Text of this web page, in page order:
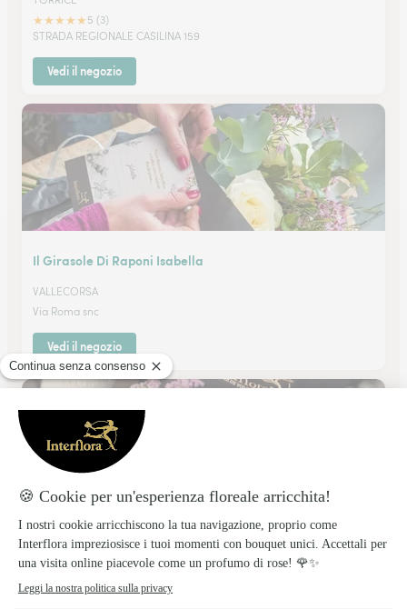
★★★★★ 5 (3)
STRADA REGIONALE CASILINA 159
Vedi il negozio
Il Girasole Di Raponi Isabella
VALLECORSA
Via Roma snc
Vedi il negozio
Linea Verde Di Fiore Franco
FONDI
Via G. Gonzaga 5